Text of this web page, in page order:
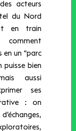
acteurs
du Nord
en train
un “parc
puisse bien
aussi
ses
: on